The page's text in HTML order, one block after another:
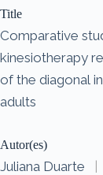
Title
Comparative
kinesiotherapy
of the diagonal
adults
Autor(es)
Juliana Duarte |